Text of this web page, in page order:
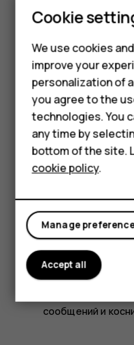
Feature
Phones
HMD
For
Tablets
ответов на них
Коснитесь пункта
Коснитесь
прочесть.
Чтобы ответить
reply
Коснитесь пункта
Коснитесь
удалить, а затем
Чтобы удалить
сообщений и
Cookie
We use cookies
improve your
personalization of
you agree to the
technologies. You
any time by
bottom of the site.
cookie policy.
Manage
Accept all